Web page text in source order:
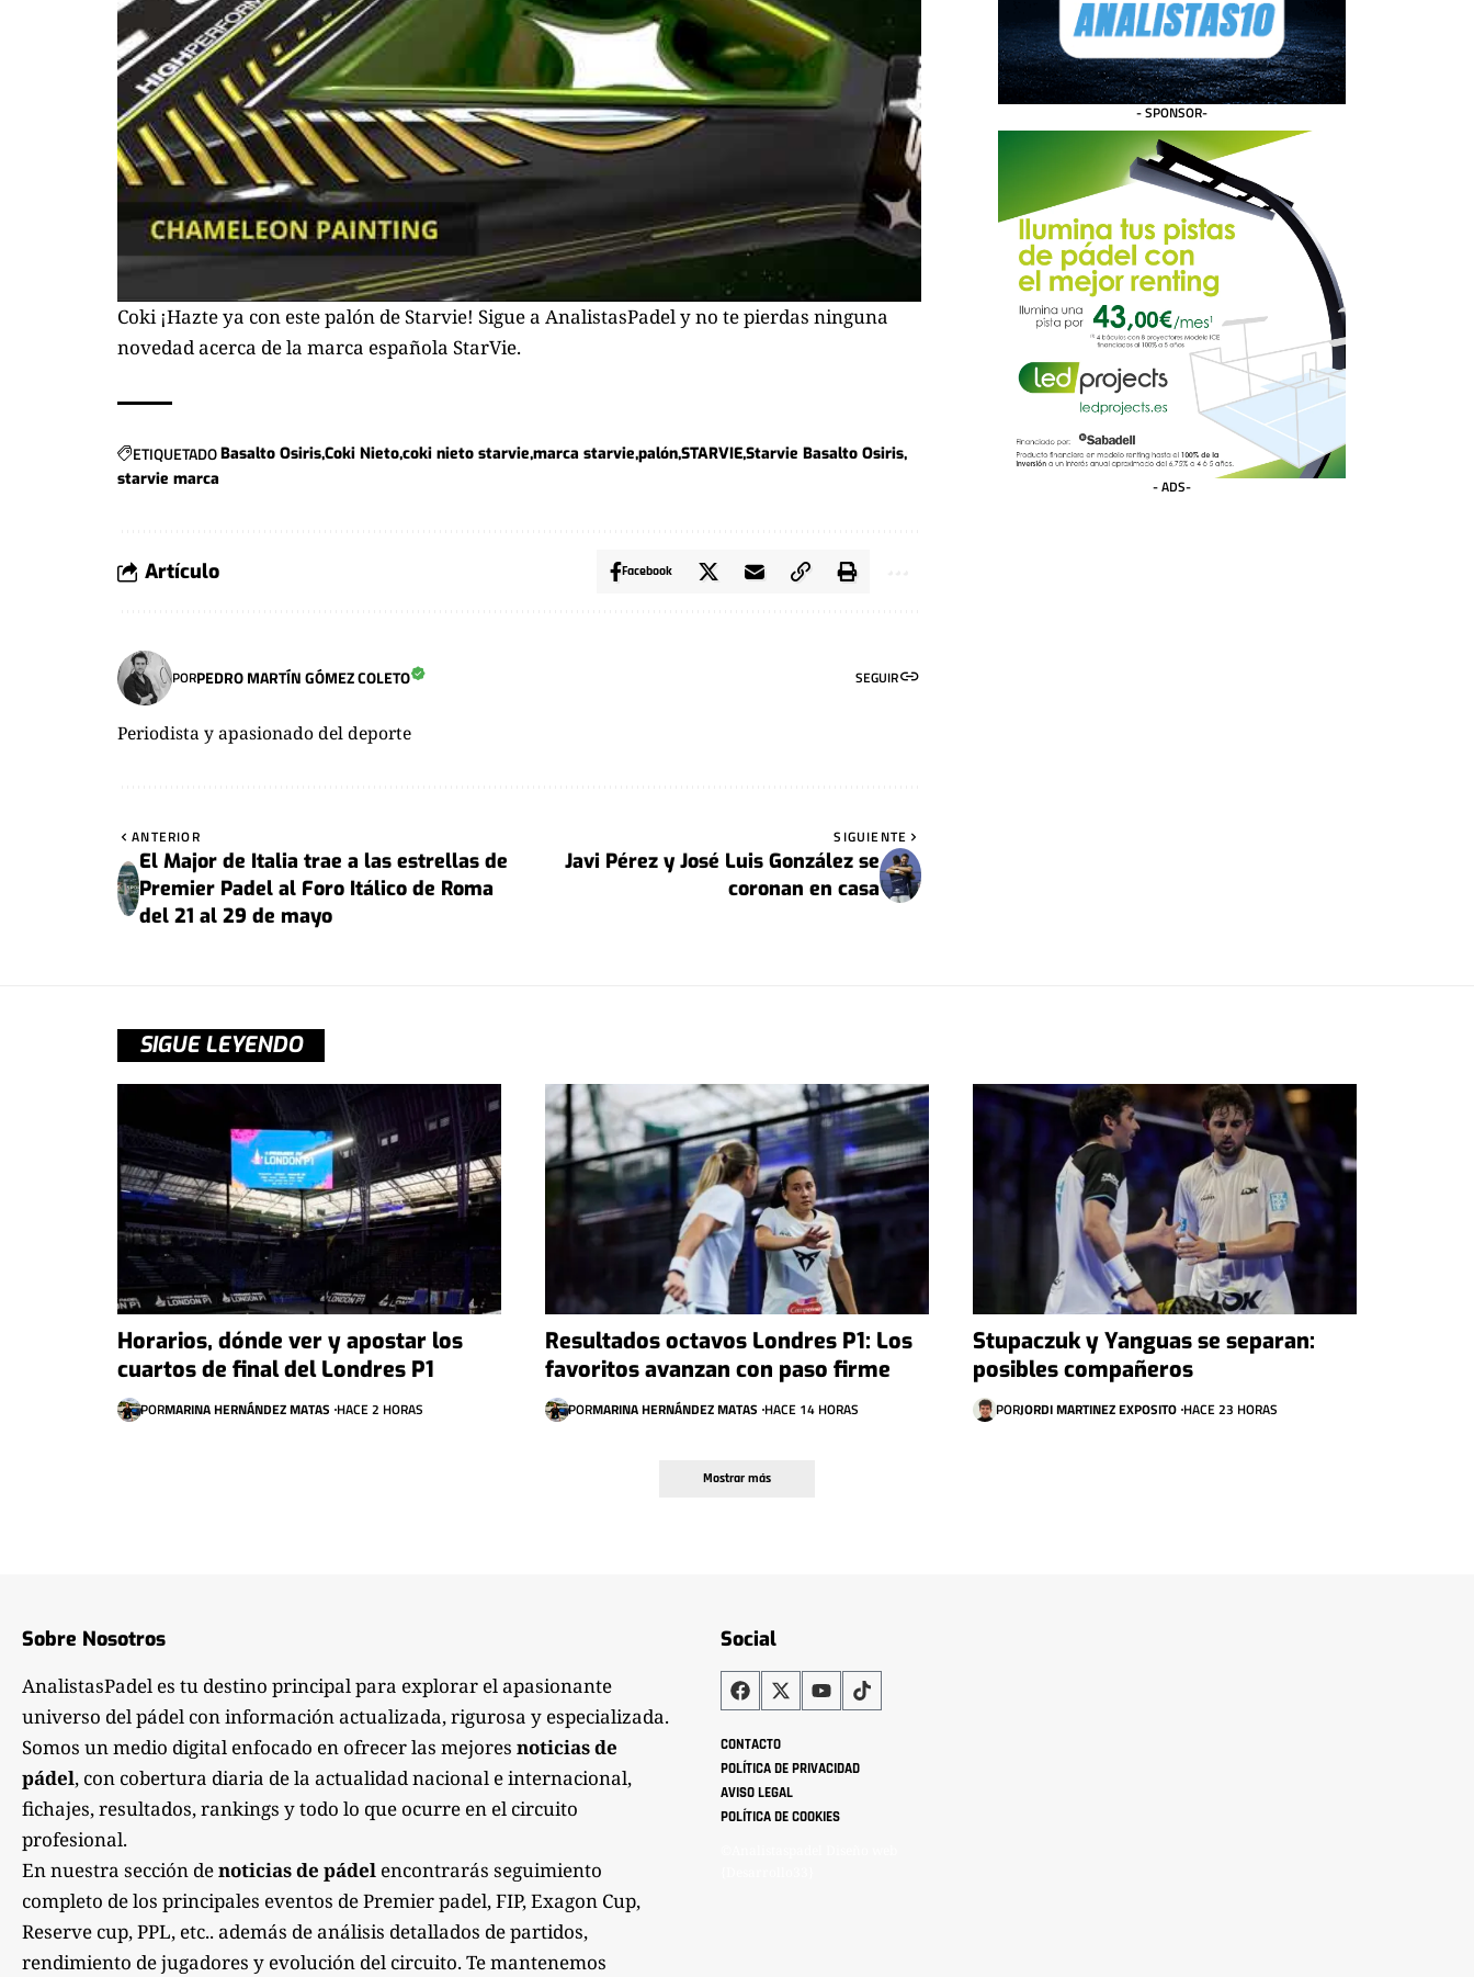
Coki ¡Hazte ya con este palón de Starvie! Sigue a AnalistasPadel y no te pierdas ninguna
novedad acerca de la marca española StarVie.
ETIQUETADOBasalto OsirisCoki Nietocoki nieto starvie marca starvie palónSTARVIEStarvie Basalto Osiris
starvie marca
Artículo Facebook
PORPEDRO MARTÍN GÓMEZ COLETO SEGUIR
Periodista y apasionado del deporte
ANTERIOR
El Major de Italia trae a las estrellas de
Premier Padel al Foro Itálico de Roma
del 21 al 29 de mayo
SIGUIENTE
Javi Pérez y José Luis González se
coronan en casa
- SPONSOR-
- ADS-
SIGUE LEYENDO
Horarios, dónde ver y apostar los
cuartos de final del Londres P1
PORMARINA HERNÁNDEZ MATAS HACE 2 HORAS
Resultados octavos Londres P1: Los
favoritos avanzan con paso firme
PORMARINA HERNÁNDEZ MATAS HACE 14 HORAS
Stupaczuk y Yanguas se separan:
posibles compañeros
PORJORDI MARTINEZ EXPOSITO HACE 23 HORAS
Mostrar más
Sobre Nosotros
AnalistasPadel es tu destino principal para explorar el apasionante
universo del pádel con información actualizada, rigurosa y especializada.
Somos un medio digital enfocado en ofrecer las mejores noticias de
pádel, con cobertura diaria de la actualidad nacional e internacional,
fichajes, resultados, rankings y todo lo que ocurre en el circuito
profesional.
En nuestra sección denoticias de pádel encontrarás seguimiento
completo de los principales eventos de Premier padel, FIP, Exagon Cup,
Reserve cup, PPL, etc.. además de análisis detallados de partidos,
rendimiento de jugadores y evolución del circuito. Te mantenemos
Social
CONTACTO
POLÍTICA DE PRIVACIDAD
AVISO LEGAL
POLÍTICA DE COOKIES